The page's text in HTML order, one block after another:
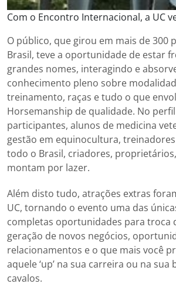
Com o Encontro Internacional, a UC
O público, que girou em mais de 300
Brasil, teve a oportunidade de estar
grandes nomes, interagindo e
conhecimento pleno sobre
treinamento, raças e tudo o que
Horsemanship de qualidade. No
participantes, alunos de medicina
gestão em equinocultura,
todo o Brasil, criadores,
montam por lazer.
Além disto tudo, atrações extras
UC, tornando o evento uma das
completas oportunidades para troca
geração de novos negócios,
relacionamentos e o que mais você
aquele ‘up’ na sua carreira ou na sua
cavalos.